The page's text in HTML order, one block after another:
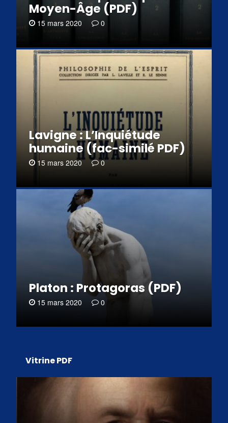
Moyen-Âge (PDF)
15 mars 2020 0
Lavigne : L’Inquiétude
humaine (fac-similé PDF)
15 mars 2020 0
Platon : Protagoras (PDF)
15 mars 2020 0
Vitrine PDF